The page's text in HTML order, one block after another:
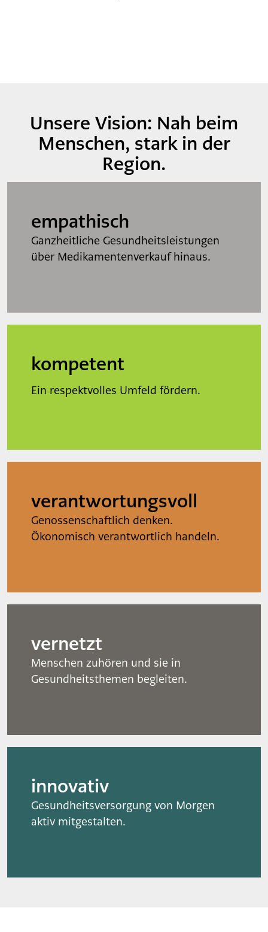
Unsere Vision: Nah beim
Menschen, stark in der
Region.
empathisch
Ganzheitliche Gesundheitsleistungen
über Medikamentenverkauf hinaus.
kompetent
Ein respektvolles Umfeld fördern.
verantwortungsvoll
Genossenschaftlich denken.
Ökonomisch verantwortlich handeln.
vernetzt
Menschen zuhören und sie in
Gesundheitsthemen begleiten.
innovativ
Gesundheitsversorgung von Morgen
aktiv mitgestalten.